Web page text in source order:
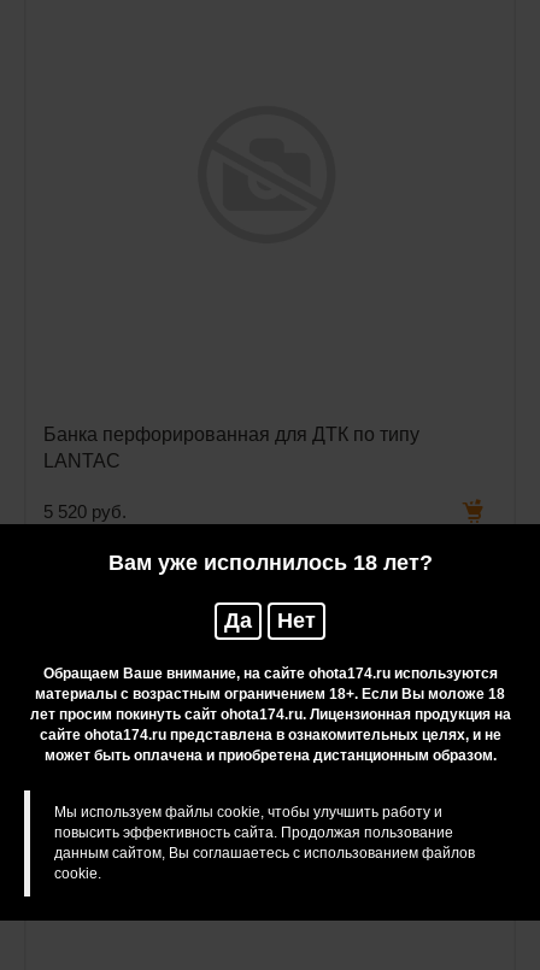
Вам уже исполнилось 18 лет?
Да Нет
Обращаем Ваше внимание, на сайте ohota174.ru используются
материалы с возрастным ограничением 18+. Если Вы моложе 18
лет просим покинуть сайт ohota174.ru. Лицензионная продукция на
сайте ohota174.ru представлена в ознакомительных целях, и не
может быть оплачена и приобретена дистанционным образом.
Мы используем файлы cookie, чтобы улучшить работу и
повысить эффективность сайта. Продолжая пользование
данным сайтом, Вы соглашаетесь с использованием файлов
cookie.
Банка перфорированная для ДТК по типу
LANTAC
5 520 руб.